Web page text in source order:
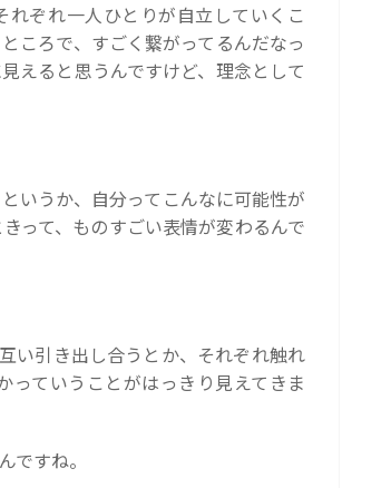
ぞれ一人ひとりが自立していくこ
ころで、すごく繋がってるんだなっ
えると思うんですけど、理念として
いうか、自分ってこんなに可能性が
って、ものすごい表情が変わるんで
い引き出し合うとか、それぞれ触れ
ていうことがはっきり見えてきま
ですね。